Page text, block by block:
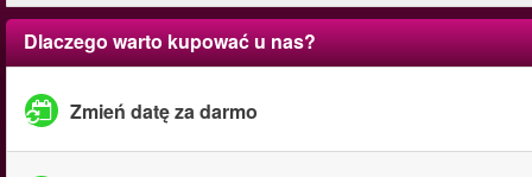
Dlaczego warto kupować u nas?
Zmień datę za darmo